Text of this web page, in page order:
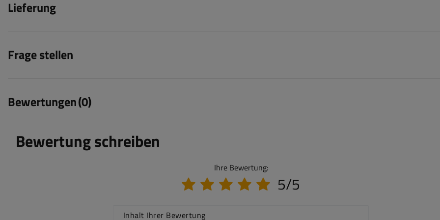
Lieferung
Frage stellen
Bewertungen(0)
Bewertung schreiben
Ihre Bewertung:
5/5
Inhalt Ihrer Bewertung